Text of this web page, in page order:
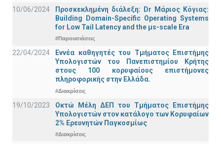
10/06/2024
Προσκεκλημένη διάλεξη: Dr Μάριος Κόγιας:
Building Domain-Specific Operating Systems
for Low Tail Latency and the μs-scale Era
#Παρουσιάσεις
22/04/2024
Εννέα καθηγητές του Τμήματος Επιστήμης
Υπολογιστών του Πανεπιστημίου Κρήτης
στους 100 κορυφαίους επιστήμονες
πληροφορικής στην Ελλάδα.
#Διακρίσεις
19/10/2023
Οκτώ Μέλη ΔΕΠ του Τμήματος Επιστήμης
Υπολογιστών στον κατάλογο των Κορυφαίων
2% Ερευνητών Παγκοσμίως
#Διακρίσεις